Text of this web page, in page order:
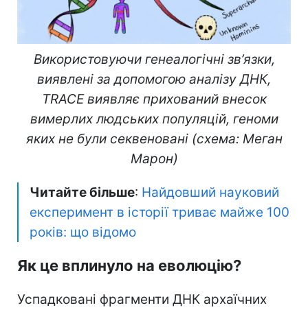
Використовуючи генеалогічні зв’язки,
виявлені за допомогою аналізу ДНК,
TRACE виявляє прихований внесок
вимерлих людських популяцій, геноми
яких не були секвеновані (схема: Меган
Марон)
Читайте більше: Найдовший науковий
експеримент в історії триває майже 100
років: що відомо
Як це вплинуло на еволюцію?
Успадковані фрагменти ДНК архаїчних